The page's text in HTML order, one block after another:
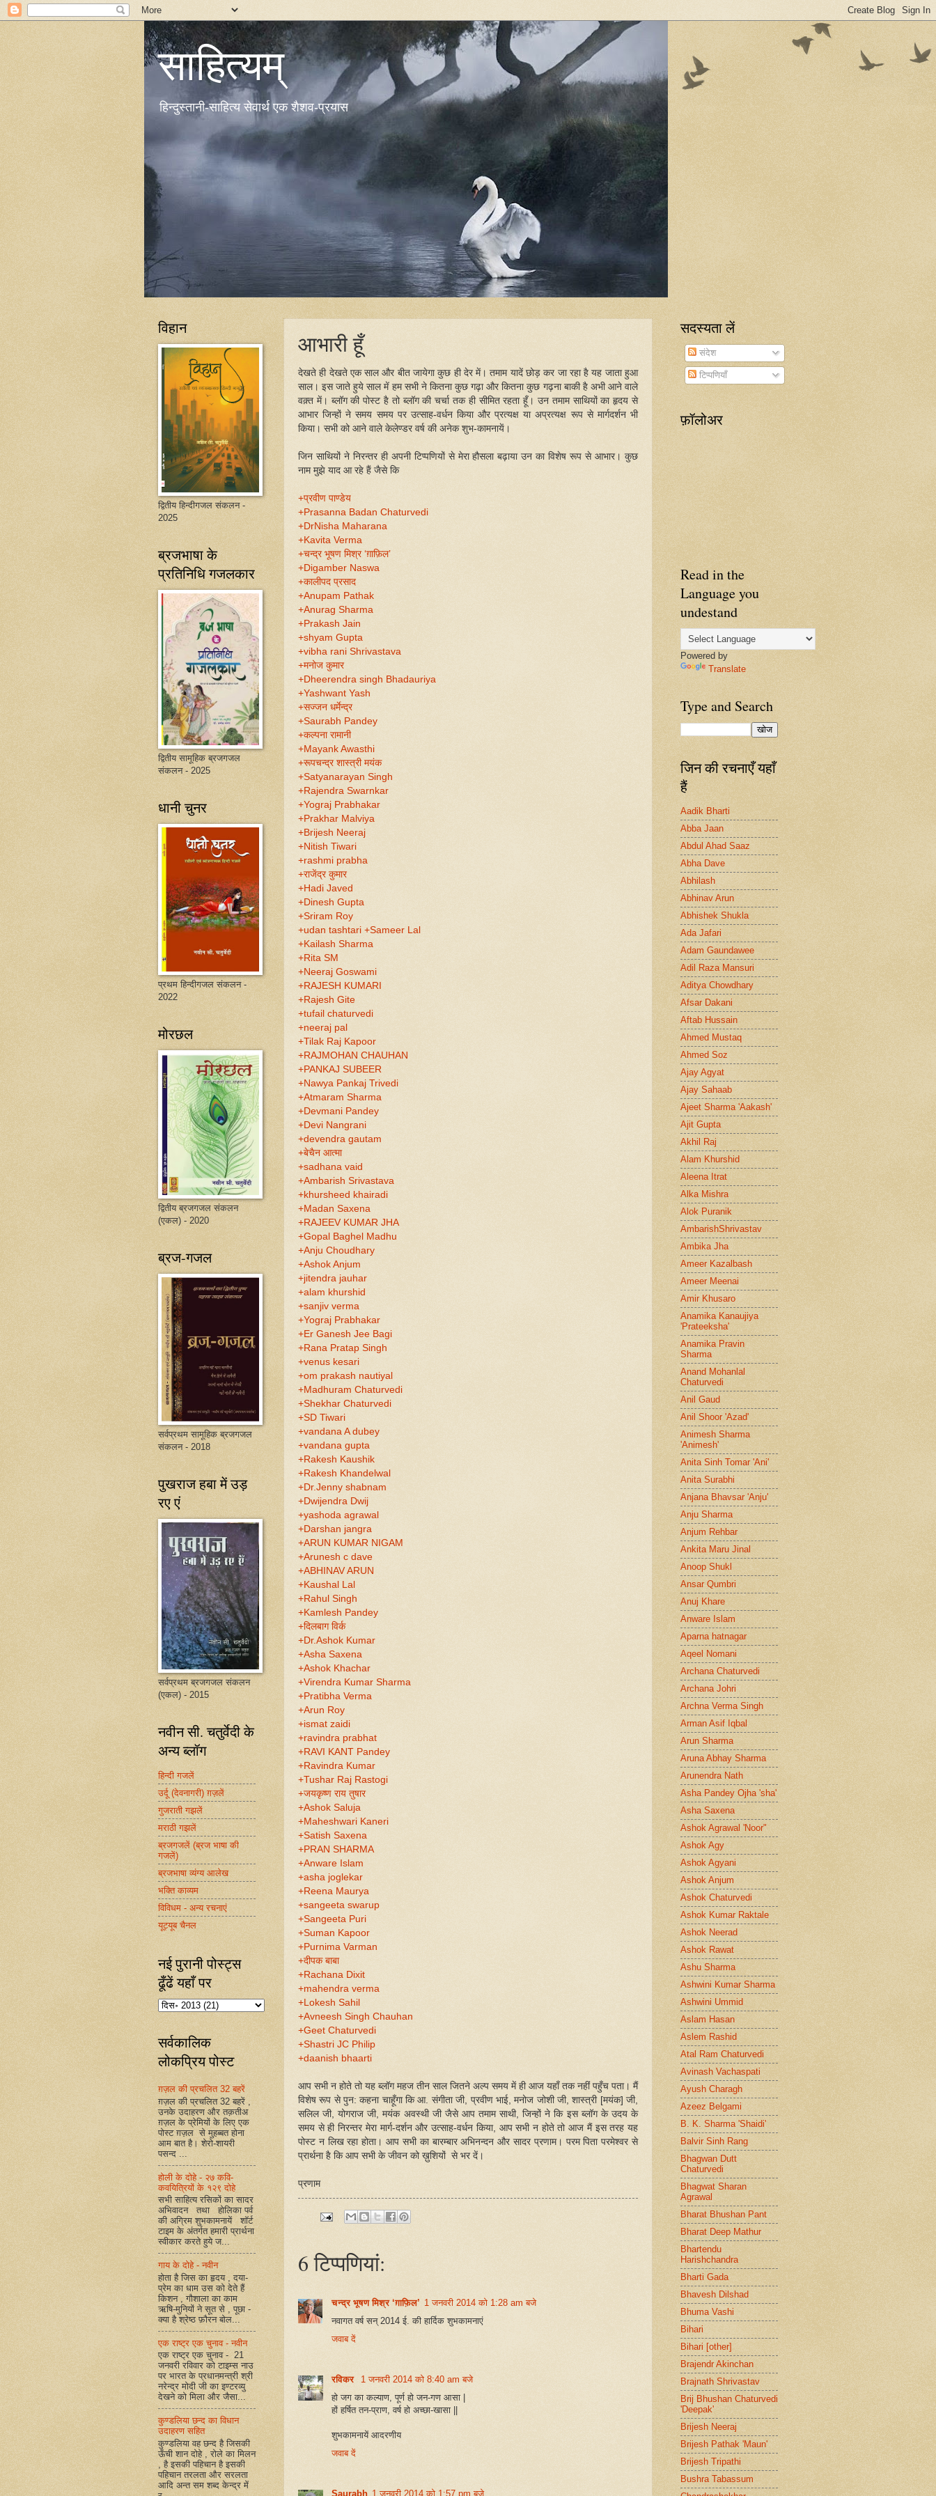
साहित्यम्
हिन्दुस्तानी-साहित्य सेवार्थ एक शैशव-प्रयास
आभारी हूँ
देखते ही देखते एक साल और बीत जायेगा कुछ ही देर में। तमाम यादें छोड़ कर जा रहा है यह जाता हुआ
साल। इस जाते हुये साल में हम सभी ने कितना कुछ गढ़ा और कितना कुछ गढ़ना बाकी है अभी आने वाले
वक़्त में। ब्लॉग की पोस्ट है तो ब्लॉग की चर्चा तक ही सीमित रहता हूँ। उन तमाम साथियों का हृदय से
आभार जिन्हों ने समय समय पर उत्साह-वर्धन किया और प्रत्यक्ष या अप्रत्यक्ष रूप से मार्गदर्शन भी
किया। सभी को आने वाले केलेण्डर वर्ष की अनेक शुभ-कामनायें।
जिन साथियों ने निरन्तर ही अपनी टिप्पणियों से मेरा हौसला बढ़ाया उन का विशेष रूप से आभार। कुछ
नाम मुझे याद आ रहे हैं जैसे कि
+प्रवीण पाण्डेय
+Prasanna Badan Chaturvedi
+DrNisha Maharana
+Kavita Verma
+चन्द्र भूषण मिश्र ‘ग़ाफ़िल’
+Digamber Naswa
+कालीपद प्रसाद
+Anupam Pathak
+Anurag Sharma
+Prakash Jain
+shyam Gupta
+vibha rani Shrivastava
+मनोज कुमार
+Dheerendra singh Bhadauriya
+Yashwant Yash
+सज्जन धर्मेन्द्र
+Saurabh Pandey
+कल्पना रामानी
+Mayank Awasthi
+रूपचन्द्र शास्त्री मयंक
+Satyanarayan Singh
+Rajendra Swarnkar
+Yograj Prabhakar
+Prakhar Malviya
+Brijesh Neeraj
+Nitish Tiwari
+rashmi prabha
+राजेंद्र कुमार
+Hadi Javed
+Dinesh Gupta
+Sriram Roy
+udan tashtari +Sameer Lal
+Kailash Sharma
+Rita SM
+Neeraj Goswami
+RAJESH KUMARI
+Rajesh Gite
+tufail chaturvedi
+neeraj pal
+Tilak Raj Kapoor
+RAJMOHAN CHAUHAN
+PANKAJ SUBEER
+Nawya Pankaj Trivedi
+Atmaram Sharma
+Devmani Pandey
+Devi Nangrani
+devendra gautam
+बेचैन आत्मा
+sadhana vaid
+Ambarish Srivastava
+khursheed khairadi
+Madan Saxena
+RAJEEV KUMAR JHA
+Gopal Baghel Madhu
+Anju Choudhary
+Ashok Anjum
+jitendra jauhar
+alam khurshid
+sanjiv verma
+Yograj Prabhakar
+Er Ganesh Jee Bagi
+Rana Pratap Singh
+venus kesari
+om prakash nautiyal
+Madhuram Chaturvedi
+Shekhar Chaturvedi
+SD Tiwari
+vandana A dubey
+vandana gupta
+Rakesh Kaushik
+Rakesh Khandelwal
+Dr.Jenny shabnam
+Dwijendra Dwij
+yashoda agrawal
+Darshan jangra
+ARUN KUMAR NIGAM
+Arunesh c dave
+ABHINAV ARUN
+Kaushal Lal
+Rahul Singh
+Kamlesh Pandey
+दिलबाग विर्क
+Dr.Ashok Kumar
+Asha Saxena
+Ashok Khachar
+Virendra Kumar Sharma
+Pratibha Verma
+Arun Roy
+ismat zaidi
+ravindra prabhat
+RAVI KANT Pandey
+Ravindra Kumar
+Tushar Raj Rastogi
+जयकृष्ण राय तुषार
+Ashok Saluja
+Maheshwari Kaneri
+Satish Saxena
+PRAN SHARMA
+Anware Islam
+asha joglekar
+Reena Maurya
+sangeeta swarup
+Sangeeta Puri
+Suman Kapoor
+Purnima Varman
+दीपक बाबा
+Rachana Dixit
+mahendra verma
+Lokesh Sahil
+Avneesh Singh Chauhan
+Geet Chaturvedi
+Shastri JC Philip
+daanish bhaarti
आप सभी न होते तो यह ब्लॉग महज तीन साल जितने अल्प समय में ही आज यहाँ तक नहीं पहुँच पता। मैं
विशेष रूप से पुन: कहना चाहूँगा कि आ. संगीता जी, प्रवीण भाई, मनोज जोशी जी, शास्त्री [मयंक] जी,
सलिल जी, योगराज जी, मयंक अवस्थी जी जैसे आप तमाम साथी, जिन्हों ने कि इस ब्लॉग के उदय के
समय से ही निरन्तर मेरा मार्ग-दर्शन और उत्साह-वर्धन किया, आप सभी न होते तो आज मैं इस तरह यह
पोस्ट न लिख रहा होता। आप सभी का बारम्बार अभिनन्दन और सादर प्रणाम। परम पिता परमेश्वर से
प्रार्थना है कि आप सभी के जीवन को ख़ुशियों से भर दें।
प्रणाम
6 टिप्‍पणियां:
चन्द्र भूषण मिश्र ‘ग़ाफ़िल’ 1 जनवरी 2014 को 1:28 am बजे
नवागत वर्ष सन् 2014 ई. की हार्दिक शुभकामनाएं
जवाब दें
रविकर
1 जनवरी 2014 को 8:40 am बजे
हो जग का कल्याण, पूर्ण हो जन-गण आसा |
हों हर्षित तन-प्राण, वर्ष हो अच्छा-खासा ||
शुभकामनायें आदरणीय
जवाब दें
Saurabh 1 जनवरी 2014 को 1:57 pm बजे
विहान
द्वितीय हिन्दीगजल संकलन -
2025
ब्रजभाषा के
प्रतिनिधि गजलकार
द्वितीय सामूहिक ब्रजगजल
संकलन - 2025
धानी चुनर
प्रथम हिन्दीगजल संकलन -
2022
मोरछल
द्वितीय ब्रजगजल संकलन
(एकल) - 2020
ब्रज-गजल
सर्वप्रथम सामूहिक ब्रजगजल
संकलन - 2018
पुखराज हबा में उड़
रए एं
सर्वप्रथम ब्रजगजल संकलन
(एकल) - 2015
नवीन सी. चतुर्वेदी के
अन्य ब्लॉग
हिन्दी गजलें
उर्दू (देवनागरी) ग़ज़लें
गुजराती गझलें
मराठी गझलें
ब्रजगजलें (ब्रज भाषा की
गजलें)
ब्रजभाषा व्यंग्य आलेख
भक्ति काव्यम
विविधम - अन्य रचनाएं
यूट्यूब चैनल
नई पुरानी पोस्ट्स
ढूँढें यहाँ पर
सर्वकालिक
लोकप्रिय पोस्ट
ग़ज़ल की प्रचलित 32 बहरें
ग़ज़ल की प्रचलित 32 बहरें ,
उनके उदाहरण और तक़तीअ
ग़ज़ल के प्रेमियों के लिए एक
पोस्ट ग़ज़ल से मुहब्बत होना
आम बात है। शेरो-शायरी
पसन्द ...
होली के दोहे - २७ कवि-
कवयित्रियों के १२९ दोहे
सभी साहित्य रसिकों का सादर
अभिवादन तथा होलिका पर्व
की अग्रिम शुभकामनायें शॉर्ट
टाइम के अंतर्गत हमारी प्रार्थना
स्वीकार करते हुये ज...
गाय के दोहे - नवीन
होता है जिस का हृदय , दया-
प्रेम का धाम उस को देते हैं
किशन , गौशाला का काम
ऋषि-मुनियों ने सूत से , पूछा -
क्या है श्रेष्ठ फ़ौरन बोल...
एक राष्ट्र एक चुनाव - नवीन
एक राष्ट्र एक चुनाव - 21
जनवरी रविवार को टाइम्स नाउ
पर भारत के प्रधानमन्त्री श्री
नरेन्द्र मोदी जी का इण्टरव्यु
देखने को मिला और जैसा...
कुण्डलिया छन्द का विधान
उदाहरण सहित
कुण्डलिया वह छन्द है जिसकी
ऊँची शान दोहे , रोले का मिलन
, है इसकी पहिचान है इसकी
पहिचान तरलता और सरलता
आदि अन्त सम शब्द केन्द्र में
सदस्यता लें
संदेश
टिप्पणियाँ
फ़ॉलोअर
Read in the
Language you
undestand
Powered by
Translate
Type and Search
जिन की रचनाएँ यहाँ
हैं
Aadik Bharti
Abba Jaan
Abdul Ahad Saaz
Abha Dave
Abhilash
Abhinav Arun
Abhishek Shukla
Ada Jafari
Adam Gaundawee
Adil Raza Mansuri
Aditya Chowdhary
Afsar Dakani
Aftab Hussain
Ahmed Mustaq
Ahmed Soz
Ajay Agyat
Ajay Sahaab
Ajeet Sharma 'Aakash'
Ajit Gupta
Akhil Raj
Alam Khurshid
Aleena Itrat
Alka Mishra
Alok Puranik
AmbarishShrivastav
Ambika Jha
Ameer Kazalbash
Ameer Meenai
Amir Khusaro
Anamika Kanaujiya
'Prateeksha'
Anamika Pravin
Sharma
Anand Mohanlal
Chaturvedi
Anil Gaud
Anil Shoor 'Azad'
Animesh Sharma
'Animesh'
Anita Sinh Tomar 'Ani'
Anita Surabhi
Anjana Bhavsar 'Anju'
Anju Sharma
Anjum Rehbar
Ankita Maru Jinal
Anoop Shukl
Ansar Qumbri
Anuj Khare
Anware Islam
Aparna hatnagar
Aqeel Nomani
Archana Chaturvedi
Archana Johri
Archna Verma Singh
Arman Asif Iqbal
Arun Sharma
Aruna Abhay Sharma
Arunendra Nath
Asha Pandey Ojha 'sha'
Asha Saxena
Ashok Agrawal 'Noor"
Ashok Agy
Ashok Agyani
Ashok Anjum
Ashok Chaturvedi
Ashok Kumar Raktale
Ashok Neerad
Ashok Rawat
Ashu Sharma
Ashwini Kumar Sharma
Ashwini Ummid
Aslam Hasan
Aslem Rashid
Atal Ram Chaturvedi
Avinash Vachaspati
Ayush Charagh
Azeez Belgami
B. K. Sharma 'Shaidi'
Balvir Sinh Rang
Bhagwan Dutt
Chaturvedi
Bhagwat Sharan
Agrawal
Bharat Bhushan Pant
Bharat Deep Mathur
Bhartendu
Harishchandra
Bharti Gada
Bhavesh Dilshad
Bhuma Vashi
Bihari
Bihari [other]
Brajendr Akinchan
Brajnath Shrivastav
Brij Bhushan Chaturvedi
'Deepak'
Brijesh Neeraj
Brijesh Pathak 'Maun'
Brijesh Tripathi
Bushra Tabassum